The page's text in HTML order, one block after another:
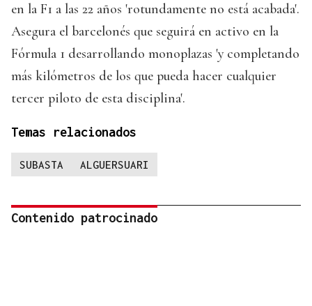
en la F1 a las 22 años 'rotundamente no está acabada'.
Asegura el barcelonés que seguirá en activo en la
Fórmula 1 desarrollando monoplazas 'y completando
más kilómetros de los que pueda hacer cualquier
tercer piloto de esta disciplina'.
Temas relacionados
SUBASTA ALGUERSUARI
Contenido patrocinado